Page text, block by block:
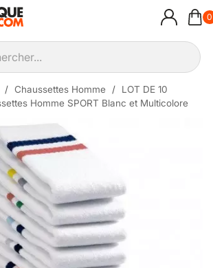
0
Chaussettes Homme
LOT DE 10
Homme SPORT Blanc et Multicolore